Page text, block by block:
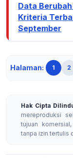
Data
Kriteria
September
Halaman: 1 2
Hak Cipta
mereproduksi
tujuan
tanpa izin tertulis